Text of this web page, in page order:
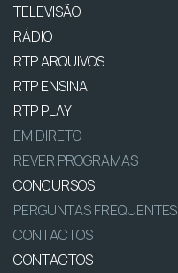
TELEVISÃO
RÁDIO
RTP ARQUIVOS
RTP ENSINA
RTP PLAY
EM DIRETO
REVER PROGRAMAS
CONCURSOS
PERGUNTAS FREQUENTES
CONTACTOS
CONTACTOS